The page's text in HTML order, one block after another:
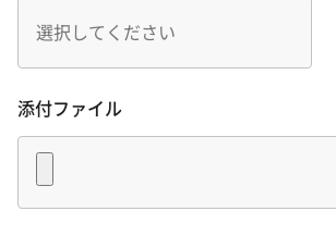
添付ファイル